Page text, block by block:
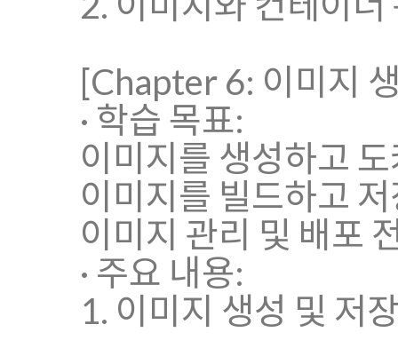
[Chapter 6: 이미지
· 학습 목표:
이미지를 생성하고
이미지를 빌드하고
이미지 관리 및 배포
· 주요 내용:
1. 이미지 생성 및 저